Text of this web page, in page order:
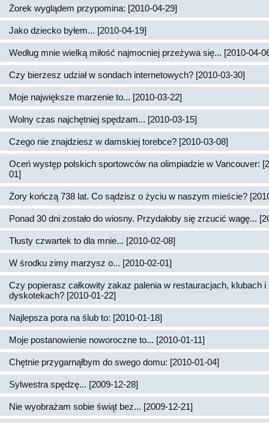
Żorek wyglądem przypomina: [2010-04-29]
Jako dziecko byłem... [2010-04-19]
Według mnie wielką miłość najmocniej przeżywa się... [2010-04-
Czy bierzesz udział w sondach internetowych? [2010-03-30]
Moje największe marzenie to... [2010-03-22]
Wolny czas najchętniej spędzam... [2010-03-15]
Czego nie znajdziesz w damskiej torebce? [2010-03-08]
Oceń występ polskich sportowców na olimpiadzie w Vancouver:
01]
Żory kończą 738 lat. Co sądzisz o życiu w naszym mieście?
Ponad 30 dni zostało do wiosny. Przydałoby się zrzucić wagę...
Tłusty czwartek to dla mnie... [2010-02-08]
W środku zimy marzysz o... [2010-02-01]
Czy popierasz całkowity zakaz palenia w restauracjach, klubach i
dyskotekach? [2010-01-22]
Najlepsza pora na ślub to: [2010-01-18]
Moje postanowienie noworoczne to... [2010-01-11]
Chętnie przygarnąłbym do swego domu: [2010-01-04]
Sylwestra spędzę... [2009-12-28]
Nie wyobrażam sobie świąt bez... [2009-12-21]